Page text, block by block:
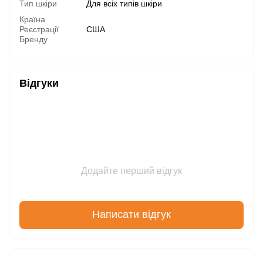
Тип шкіри
Для всіх типів шкіри
Країна
Реєстрації
Бренду
США
Відгуки
Додайте перший відгук
Написати відгук